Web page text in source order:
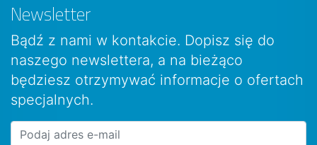
Newsletter
Bądź z nami w kontakcie. Dopisz się do
naszego newslettera, a na bieżąco
będziesz otrzymywać informacje o ofertach
specjalnych.